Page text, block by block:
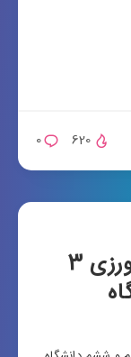
0 620
سه نمونه فرم ج گزارش کارورزی 3